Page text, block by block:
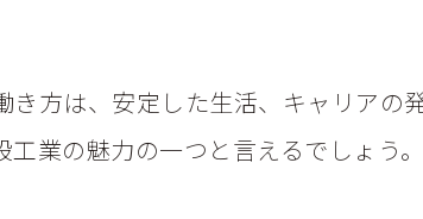
き方は、安定した生活、キャリア
業の魅力の一つと言えるでしょう。